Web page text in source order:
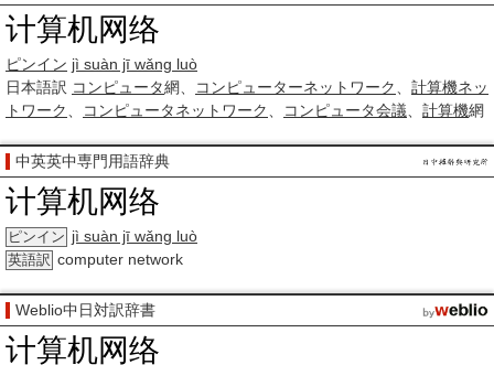
计算机网络
ピンイン jì suàn jī wǎng luò
日本語訳 コンピュータ網、 コンピューターネットワーク 計算機ネッ
トワーク
コンピュータネットワーク コンピュータ会議 計算機網
中英英中専門用語辞典
计算机网络
ピンイン jì suàn jī wǎng luò
英語訳 computer network
Weblio中日対訳辞書
计算机网络